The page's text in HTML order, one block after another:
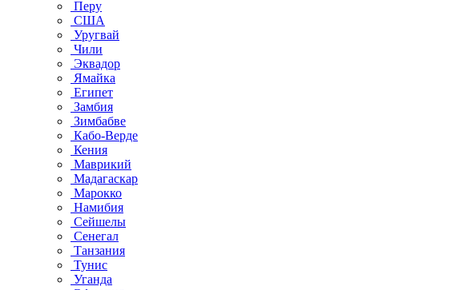
Перу
США
Уругвай
Чили
Эквадор
Ямайка
Египет
Замбия
Зимбабве
Кабо-Верде
Кения
Маврикий
Мадагаскар
Марокко
Намибия
Сейшелы
Сенегал
Танзания
Тунис
Уганда